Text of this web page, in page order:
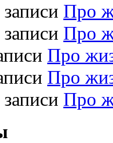
Про
Про
Про
Про
Про